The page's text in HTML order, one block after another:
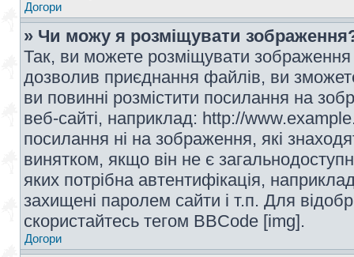
Догори
» Чи можу я розміщувати
Так, ви можете розміщувати
дозволив приєднання файлів, ви
ви повинні розмістити посилання на
веб-сайті, наприклад: http://
посилання ні на зображення, які
винятком, якщо він не є
яких потрібна автентифікація,
захищені паролем сайти і т.п. Для
скористайтесь тегом BBCode [img].
Догори